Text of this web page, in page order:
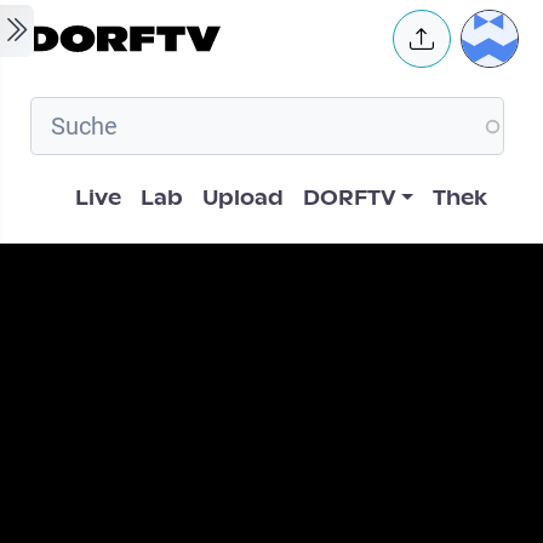
Skip to main content User
Hauptnavigation
Live Lab Upload DORFTV Thek